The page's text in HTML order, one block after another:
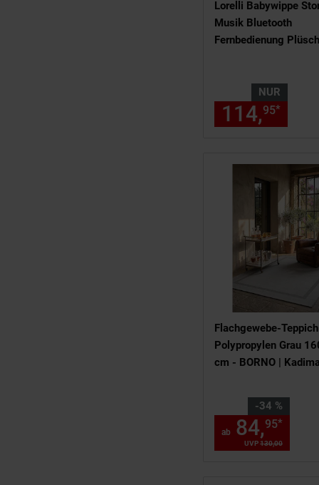
Lorelli Babywippe
Musik Bluetooth
Fernbedienung
NUR
114,95*
Flachgewebe-Teppich
Polypropylen Grau
cm - BORNO | Kadima
-34 %
Sie Sparen 34 Prozent,
UVP130,00
ab 84,95*